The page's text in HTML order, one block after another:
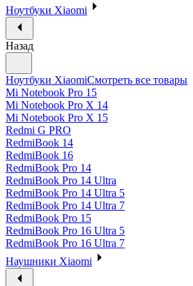
Ноутбуки Xiaomi
Назад
Ноутбуки XiaomiСмотреть все товары
Mi Notebook Pro 15
Mi Notebook Pro X 14
Mi Notebook Pro X 15
Redmi G PRO
RedmiBook 14
RedmiBook 16
RedmiBook Pro 14
RedmiBook Pro 14 Ultra
RedmiBook Pro 14 Ultra 5
RedmiBook Pro 14 Ultra 7
RedmiBook Pro 15
RedmiBook Pro 16 Ultra 5
RedmiBook Pro 16 Ultra 7
Наушники Xiaomi